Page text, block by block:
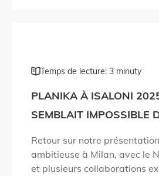
Temps de lecture: 3 minuty
PLANIKA À ISALONI
SEMBLAIT IMPOSSIBLE
DESIGN DU FEU
Retour sur notre
ambitieuse à Milan, avec le
et plusieurs collaborations